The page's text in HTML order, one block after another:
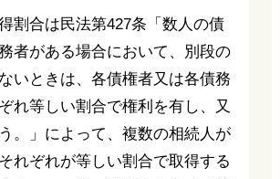
割合は民法第427条「数人の債
者がある場合において、別段の
いときは、各債権者又は各債務
れ等しい割合で権利を有し、又
。」によって、複数の相続人が
れぞれが等しい割合で取得する